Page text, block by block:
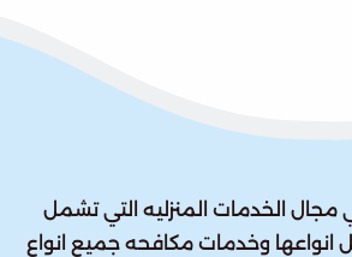
مجال الخدمات المنزليه التي تشمل
انواعها وخدمات مكافحه جميع انواع